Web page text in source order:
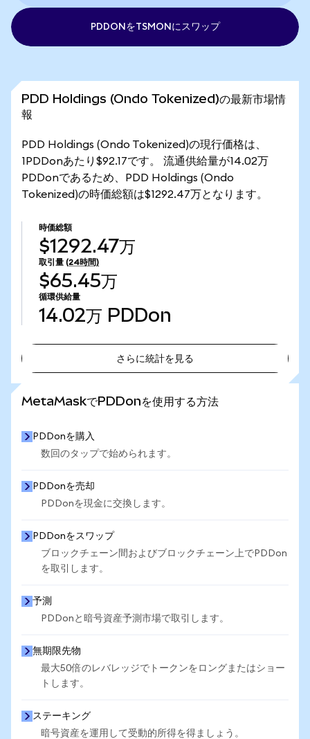
PDDONをTSMONにスワップ
PDD Holdings (Ondo Tokenized)の最新市場情
報
PDD Holdings (Ondo Tokenized)の現行価格は、
1PDDonあたり$92.17です。 流通供給量が14.02万
PDDonであるため、PDD Holdings (Ondo
Tokenized)の時価総額は$1292.47万となります。
時価総額
$1292.47万
取引量 (24時間)
$65.45万
循環供給量
14.02万 PDDon
さらに統計を見る
MetaMaskでPDDonを使用する方法
PDDonを購入
数回のタップで始められます。
PDDonを売却
PDDonを現金に交換します。
PDDonをスワップ
ブロックチェーン間およびブロックチェーン上でPDDon
を取引します。
予測
PDDonと暗号資産予測市場で取引します。
無期限先物
最大50倍のレバレッジでトークンをロングまたはショー
トします。
ステーキング
暗号資産を運用して受動的所得を得ましょう。